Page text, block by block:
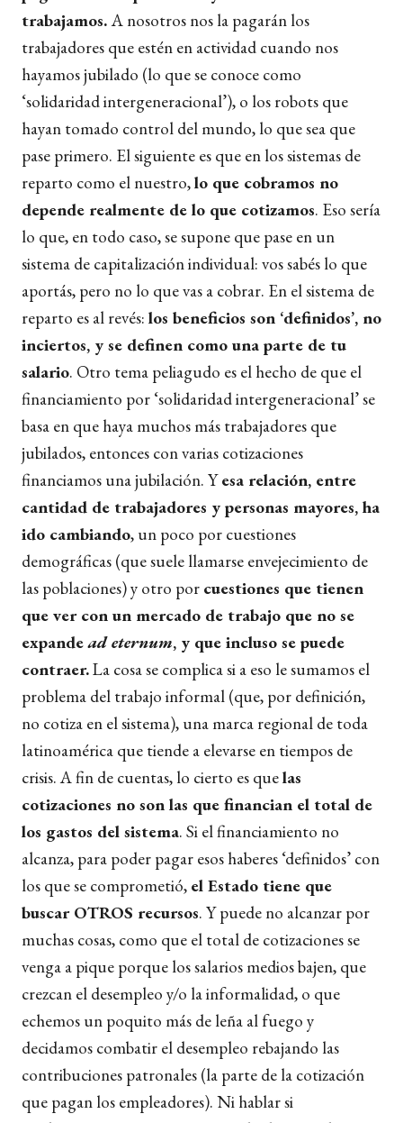
trabajamos.A nosotros nos la pagarán los
trabajadores que estén en actividad cuando nos
hayamos jubilado (lo que se conoce como
‘solidaridad intergeneracional’), o los robots que
hayan tomado control del mundo, lo que sea que
pase primero. El siguiente es que en los sistemas de
reparto como el nuestro,lo que cobramos no
depende realmente de lo que cotizamos. Eso sería
lo que, en todo caso, se supone que pase en un
sistema de capitalización individual: vos sabés lo que
aportás, pero no lo que vas a cobrar. En el sistema de
reparto es al revés: los beneficios son ‘definidos’, no
inciertos, y se definen como una parte de tu
salario. Otro tema peliagudo es el hecho de que el
financiamiento por ‘solidaridad intergeneracional’ se
basa en que haya muchos más trabajadores que
jubilados, entonces con varias cotizaciones
financiamos una jubilación. Yesa relación, entre
cantidad de trabajadores y personas mayores, ha
ido cambiando, un poco por cuestiones
demográficas (que suele llamarse envejecimiento de
las poblaciones) y otro por cuestiones que tienen
que ver con un mercado de trabajo que no se
expandead eternum, y que incluso se puede
contraer.La cosa se complica si a eso le sumamos el
problema del trabajo informal (que, por definición,
no cotiza en el sistema), una marca regional de toda
latinoamérica que tiende a elevarse en tiempos de
crisis. A fin de cuentas, lo cierto es quelas
cotizaciones no son las que financian el total de
los gastos del sistema. Si el financiamiento no
alcanza, para poder pagar esos haberes ‘definidos’ con
los que se comprometió, el Estado tiene que
buscar OTROS recursos. Y puede no alcanzar por
muchas cosas, como que el total de cotizaciones se
venga a pique porque los salarios medios bajen, que
crezcan el desempleo y/o la informalidad, o que
echemos un poquito más de leña al fuego y
decidamos combatir el desempleo rebajando las
contribuciones patronales (la parte de la cotización
que pagan los empleadores). Ni hablar si